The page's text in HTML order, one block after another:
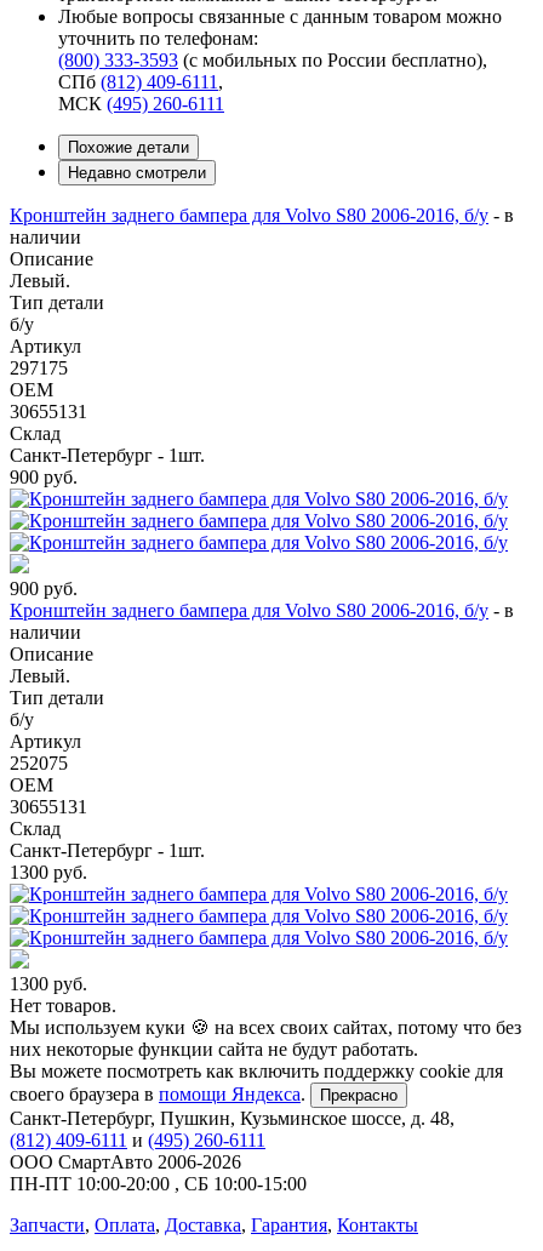
Любые вопросы связанные с данным товаром можно
уточнить по телефонам:
(800) 333-3593 (с мобильных по России бесплатно),
СПб (812) 409-6111 ,
МСК (495) 260-6111
Похожие детали
Недавно смотрели
Кронштейн заднего бампера для Volvo S80 2006-2016, б/у - в
наличии
Описание
Левый.
Тип детали
б/у
Артикул
297175
OEM
30655131
Склад
Санкт-Петербург - 1шт.
900 руб.
900 руб.
Кронштейн заднего бампера для Volvo S80 2006-2016, б/у - в
наличии
Описание
Левый.
Тип детали
б/у
Артикул
252075
OEM
30655131
Склад
Санкт-Петербург - 1шт.
1300 руб.
1300 руб.
Нет товаров.
Мы используем куки 🍪 на всех своих сайтах, потому что без
них некоторые функции сайта не будут работать.
Вы можете посмотреть как включить поддержку cookie для
своего браузера в помощи Яндекса. Прекрасно
Санкт-Петербург, Пушкин, Кузьминское шоссе, д. 48,
(812) 409-6111 и (495) 260-6111
ООО СмартАвто 2006-2026
ПН-ПТ 10:00-20:00 , СБ 10:00-15:00
Запчасти, Оплата, Доставка, Гарантия, Контакты